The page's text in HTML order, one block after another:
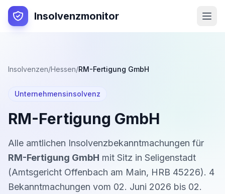
Insolvenzmonitor
Insolvenzen/Hessen/RM-Fertigung GmbH
Unternehmensinsolvenz
RM-Fertigung GmbH
Alle amtlichen Insolvenzbekanntmachungen für
RM-Fertigung GmbH mit Sitz in Seligenstadt
(Amtsgericht Offenbach am Main, HRB 45226). 4
Bekanntmachungen vom 02. Juni 2026 bis 02.